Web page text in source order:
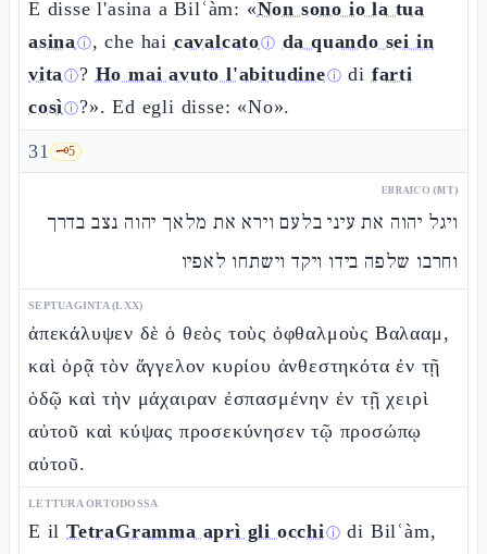
E disse l'asina a Bilʿàm: «Non sono io la tua
asinaⓘ, che hai cavalcatoⓘ da quando sei in
vitaⓘ? Ho mai avuto l'abitudineⓘ di farti
cosìⓘ?». Ed egli disse: «No».
31 🗝️5
EBRAICO (MT)
ויגל יהוה את עיני בלעם וירא את מלאך יהוה נצב בדרך
וחרבו שלפה בידו ויקד וישתחו לאפיו
SEPTUAGINTA (LXX)
ἀπεκάλυψεν δὲ ὁ θεὸς τοὺς ὀφθαλμοὺς Βαλααμ,
καὶ ὁρᾷ τὸν ἄγγελον κυρίου ἀνθεστηκότα ἐν τῇ
ὁδῷ καὶ τὴν μάχαιραν ἐσπασμένην ἐν τῇ χειρὶ
αὐτοῦ καὶ κύψας προσεκύνησεν τῷ προσώπῳ
αὐτοῦ.
LETTURA ORTODOSSA
E il TetraGramma aprì gli occhiⓘ di Bilʿàm,